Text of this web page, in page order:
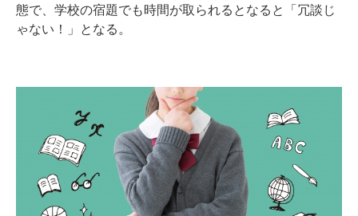
態で、学校の宿題でも時間が取られるとなると「冗談じ
ゃない！」となる。